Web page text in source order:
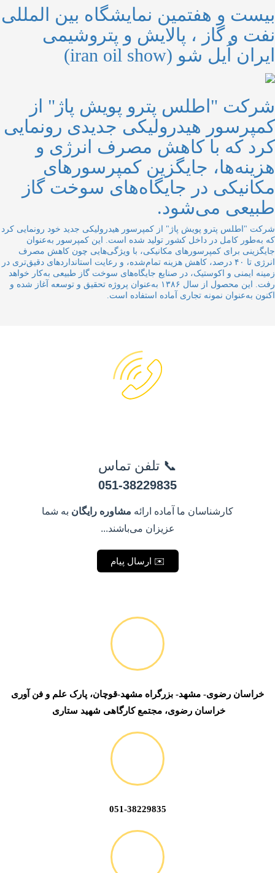
بیست و هفتمین نمایشگاه بین المللی
نفت و گاز ، پالایش و پتروشیمی
ایران اُیل شو (iran oil show)
شرکت "اطلس پترو پویش پاژ" از
کمپرسور هیدرولیکی جدیدی رونمایی
کرد که با کاهش مصرف انرژی و
هزینه‌ها، جایگزین کمپرسورهای
مکانیکی در جایگاه‌های سوخت گاز
طبیعی می‌شود.
شرکت "اطلس پترو پویش پاژ" از کمپرسور هیدرولیکی جدید خود رونمایی کرد
که به‌طور کامل در داخل کشور تولید شده است. این کمپرسور به‌عنوان
جایگزینی برای کمپرسورهای مکانیکی، با ویژگی‌هایی چون کاهش مصرف
انرژی تا ۴۰ درصد، کاهش هزینه تمام‌شده، و رعایت استانداردهای دقیق‌تری در
زمینه ایمنی و اکوستیک، در صنایع جایگاه‌های سوخت گاز طبیعی به‌کار خواهد
رفت. این محصول از سال ۱۳۸۶ به‌عنوان پروژه تحقیق و توسعه آغاز شده و
اکنون به‌عنوان نمونه تجاری آماده استفاده است.
📞 تلفن تماس
051-38229835
کارشناسان ما آماده ارائه مشاوره رایگان به شما
عزیزان می‌باشند...
✉️ ارسال پیام
خراسان رضوی- مشهد- بزرگراه مشهد-قوچان، پارک علم و فن آوری
خراسان رضوی، مجتمع کارگاهی شهید ستاری
051-38229835